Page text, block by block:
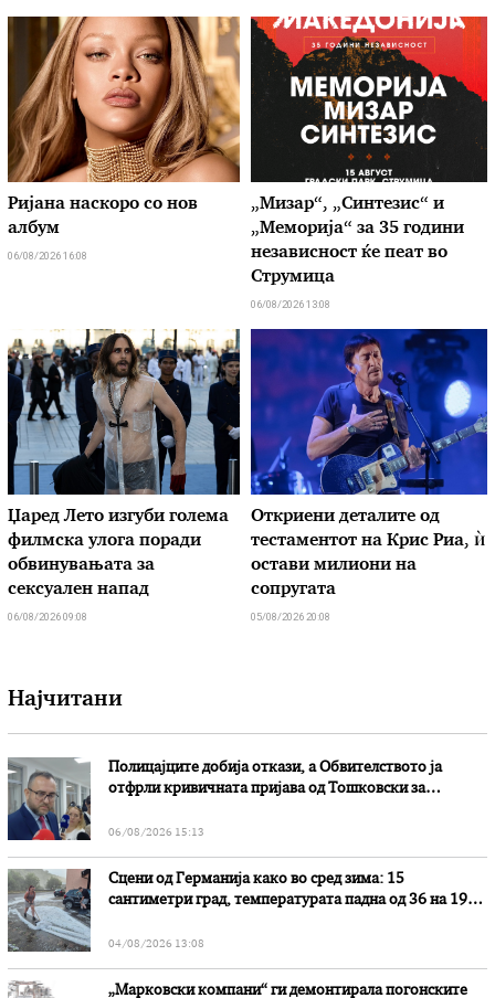
Ријана наскоро со нов
албум
06/08/2026 16:08
„Мизар“, „Синтезис“ и
„Меморија“ за 35 години
независност ќе пеат во
Струмица
06/08/2026 13:08
Џаред Лето изгуби голема
филмска улога поради
обвинувањата за
сексуален напад
06/08/2026 09:08
Откриени деталите од
тестаментот на Крис Риа, ѝ
остави милиони на
сопругата
05/08/2026 20:08
Најчитани
Полицајците добија откази, а Обвителството ја
отфрли кривичната пријава од Тошковски за
06/08/2026 15:13
Сцени од Германија како во сред зима: 15
сантиметри град, температурата падна од 36 на 19
04/08/2026 13:08
„Марковски компани“ ги демонтирала погонските